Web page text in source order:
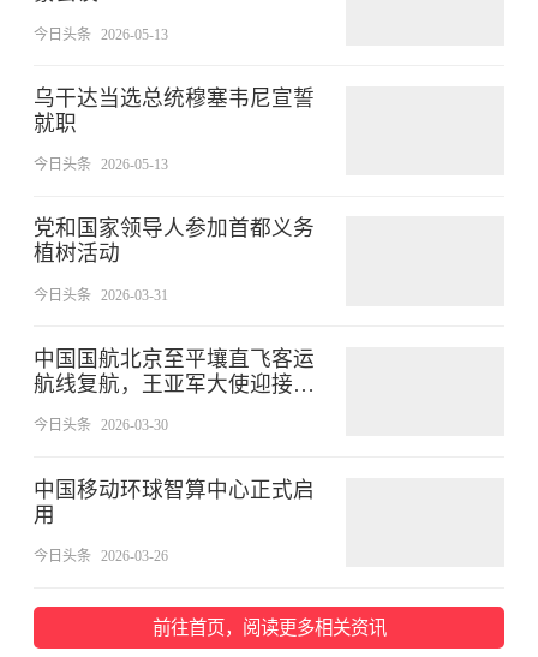
今日头条 2026-05-13
乌干达当选总统穆塞韦尼宣誓
就职
今日头条 2026-05-13
党和国家领导人参加首都义务
植树活动
今日头条 2026-03-31
中国国航北京至平壤直飞客运
航线复航，王亚军大使迎接首
今日头条 2026-03-30
中国移动环球智算中心正式启
用
今日头条 2026-03-26
前往首页，阅读更多相关资讯